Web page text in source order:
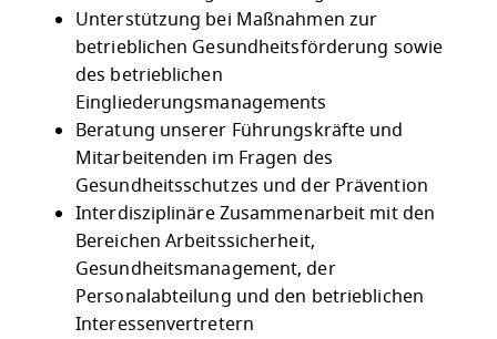
Unterstützung bei Maßnahmen zur
betrieblichen Gesundheitsförderung sowie
des betrieblichen
Eingliederungsmanagements
Beratung unserer Führungskräfte und
Mitarbeitenden im Fragen des
Gesundheitsschutzes und der Prävention
Interdisziplinäre Zusammenarbeit mit den
Bereichen Arbeitssicherheit,
Gesundheitsmanagement, der
Personalabteilung und den betrieblichen
Interessenvertretern